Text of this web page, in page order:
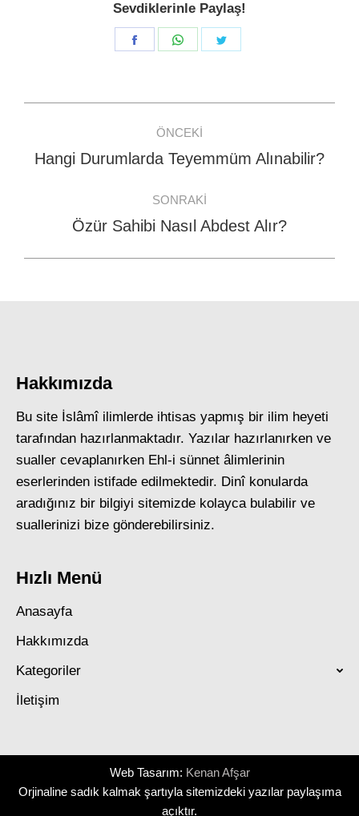
Sevdiklerinle Paylaş!
Share
Share
navigation
ÖNCEKI
Previous
Hangi Durumlarda Teyemmüm Alınabilir?
SONRAKI
Next
Özür Sahibi Nasıl Abdest Alır?
Hakkımızda
Bu site İslâmî ilimlerde ihtisas yapmış bir ilim heyeti
tarafından hazırlanmaktadır. Yazılar hazırlanırken ve
sualler cevaplanırken Ehl-i sünnet âlimlerinin
eserlerinden istifade edilmektedir. Dinî konularda
aradığınız bir bilgiyi sitemizde kolayca bulabilir ve
suallerinizi bize gönderebilirsiniz.
Hızlı Menü
Anasayfa
Hakkımızda
Kategoriler
İletişim
Web Tasarım: Kenan Afşar
Orjinaline sadık kalmak şartıyla sitemizdeki yazılar paylaşıma
açıktır.